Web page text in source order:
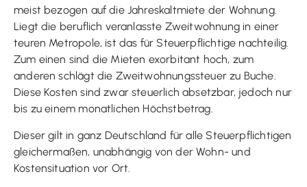
meist bezogen auf die Jahreskaltmiete der Wohnung.
Liegt die beruflich veranlasste Zweitwohnung in einer
teuren Metropole, ist das für Steuerpflichtige nachteilig.
Zum einen sind die Mieten exorbitant hoch, zum
anderen schlägt die Zweitwohnungssteuer zu Buche.
Diese Kosten sind zwar steuerlich absetzbar, jedoch nur
bis zu einem monatlichen Höchstbetrag.
Dieser gilt in ganz Deutschland für alle Steuerpflichtigen
gleichermaßen, unabhängig von der Wohn- und
Kostensituation vor Ort.